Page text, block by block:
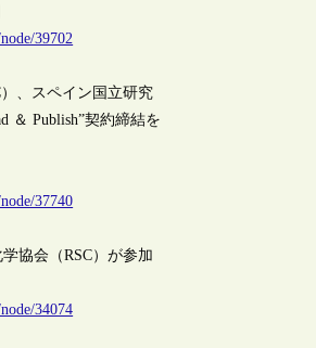
39702
、スペイン国立研究
＆ Publish”契約締結を
37740
協会（RSC）が参加
34074